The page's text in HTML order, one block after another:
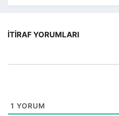
İTIRAF YORUMLARI
1 YORUM